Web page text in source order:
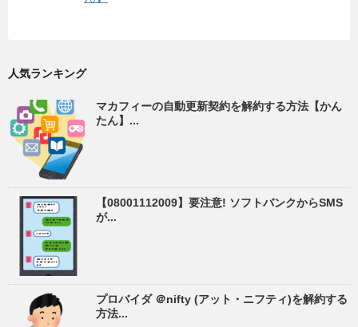
人気ランキング
マカフィーの自動更新契約を解約する方法【かん
たん】...
【08001112009】要注意! ソフトバンクからSMS
が...
プロバイダ ＠nifty (アット・ニフティ)を解約する
方法...